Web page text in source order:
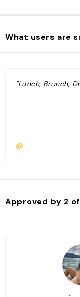
What users are
"Lunch, Brunch,
@
Approved by 2